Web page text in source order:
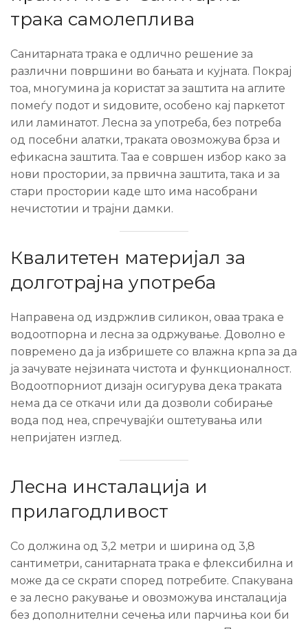
трака самолеплива
Санитарната трака е одлично решение за
различни површини во бањата и кујната. Покрај
тоа, многумина ја користат за заштита на аглите
помеѓу подот и ѕидовите, особено кај паркетот
или ламинатот. Лесна за употреба, без потреба
од посебни алатки, траката овозможува брза и
ефикасна заштита. Таа е совршен избор како за
нови простории, за првична заштита, така и за
стари простории каде што има насобрани
нечистотии и трајни дамки.
Квалитетен материјал за
долготрајна употреба
Направена од издржлив силикон, оваа трака е
водоотпорна и лесна за одржување. Доволно е
повремено да ја избришете со влажна крпа за да
ја зачувате нејзината чистота и функционалност.
Водоотпорниот дизајн осигурува дека траката
нема да се откачи или да дозволи собирање
вода под неа, спречувајќи оштетувања или
непријатен изглед.
Лесна инсталација и
прилагодливост
Со должина од 3,2 метри и ширина од 3,8
сантиметри, санитарната трака е флексибилна и
може да се скрати според потребите. Спакувана
е за лесно ракување и овозможува инсталација
без дополнителни сечења или парчиња кои би